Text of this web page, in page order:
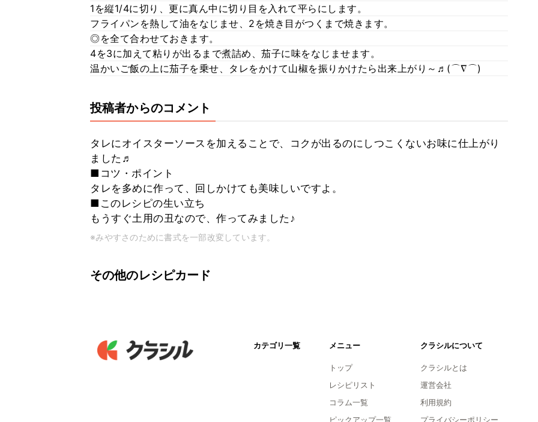
1を縦1/4に切り、更に真ん中に切り目を入れて平らにします。
フライパンを熱して油をなじませ、2を焼き目がつくまで焼きます。
◎を全て合わせておきます。
4を3に加えて粘りが出るまで煮詰め、茄子に味をなじませます。
温かいご飯の上に茄子を乗せ、タレをかけて山椒を振りかけたら出来上がり～♬(⌒∇⌒)
投稿者からのコメント
タレにオイスターソースを加えることで、コクが出るのにしつこくないお味に仕上がり
ました♬
■コツ・ポイント
タレを多めに作って、回しかけても美味しいですよ。
■このレシピの生い立ち
もうすぐ土用の丑なので、作ってみました♪
※みやすさのために書式を一部改変しています。
その他のレシピカード
カテゴリ一覧 メニュー
トップ
レシピリスト
コラム一覧
ピックアップ一覧
クラシルについて
クラシルとは
運営会社
利用規約
プライバシーポリシー